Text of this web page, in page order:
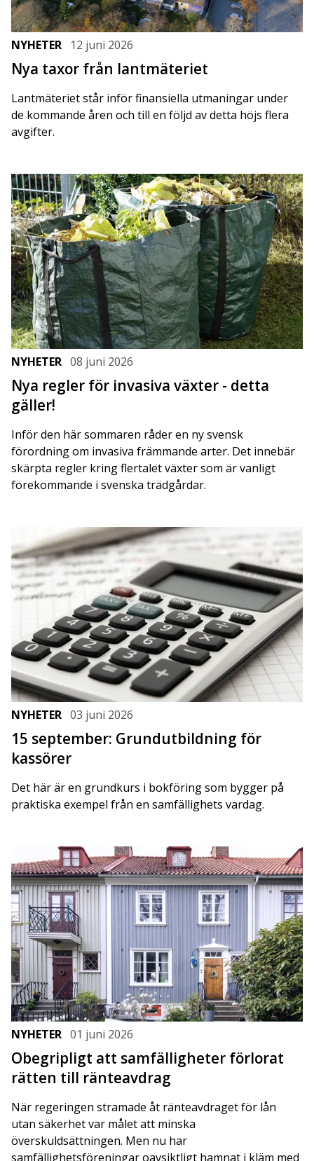
NYHETER 12 juni 2026
Nya taxor från lantmäteriet
Lantmäteriet står inför finansiella utmaningar under
de kommande åren och till en följd av detta höjs flera
avgifter.
NYHETER 08 juni 2026
Nya regler för invasiva växter - detta
gäller!
Inför den här sommaren råder en ny svensk
förordning om invasiva främmande arter. Det innebär
skärpta regler kring flertalet växter som är vanligt
förekommande i svenska trädgårdar.
NYHETER 03 juni 2026
15 september: Grundutbildning för
kassörer
Det här är en grundkurs i bokföring som bygger på
praktiska exempel från en samfällighets vardag.
NYHETER 01 juni 2026
Obegripligt att samfälligheter förlorat
rätten till ränteavdrag
När regeringen stramade åt ränteavdraget för lån
utan säkerhet var målet att minska
överskuldsättningen. Men nu har
samfällighetsföreningar oavsiktligt hamnat i kläm med